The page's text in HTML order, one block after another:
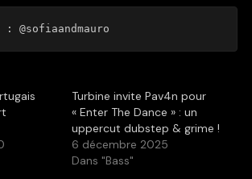
: @sofiaandmauro
Turbine invite Pav4n pour
« Enter The Dance » : un
uppercut dubstep & grime !
6 décembre 2025
Dans "Bass"